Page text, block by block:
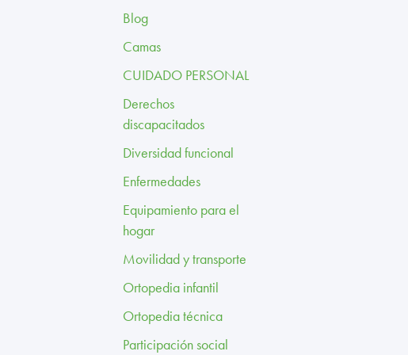
Blog
Camas
CUIDADO PERSONAL
Derechos
discapacitados
Diversidad funcional
Enfermedades
Equipamiento para el
hogar
Movilidad y transporte
Ortopedia infantil
Ortopedia técnica
Participación social